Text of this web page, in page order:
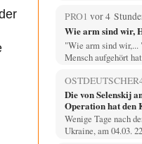
PRO1 vor 4
Wie arm sind wir,
"Wie arm sind wir,...
Mensch aufgehört
Die von Selenskij
Operation hat den
Wenige Tage nach
Ukraine, am 04.03.